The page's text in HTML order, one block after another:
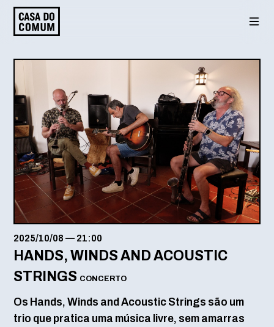
Saltar
para
2025/10/08 — 21:00
HANDS, WINDS AND ACOUSTIC
STRINGS CONCERTO
Os Hands, Winds and Acoustic Strings são um
trio que pratica uma música livre, sem amarras